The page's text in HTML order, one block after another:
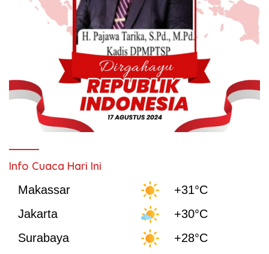
Info Cuaca Hari Ini
Makassar
+31°C
Jakarta
+30°C
Surabaya
+28°C